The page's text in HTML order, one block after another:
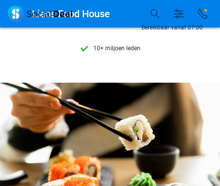
7 dagen per week beschikbaar
10+ miljoen leden
7 dagen per week beschikbaar
10+ miljoen leden
Bereikbaar vanaf 07:00
 Liaos Food House